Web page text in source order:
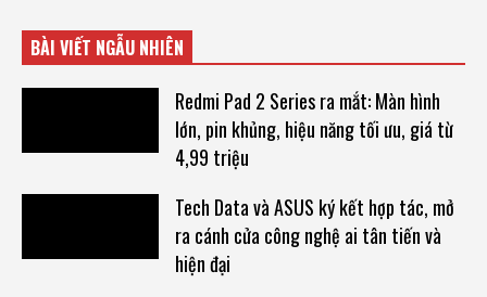
BÀI VIẾT NGẪU NHIÊN
Redmi Pad 2 Series ra mắt: Màn hình
lớn, pin khủng, hiệu năng tối ưu, giá từ
4,99 triệu
Tech Data và ASUS ký kết hợp tác, mở
ra cánh cửa công nghệ ai tân tiến và
hiện đại